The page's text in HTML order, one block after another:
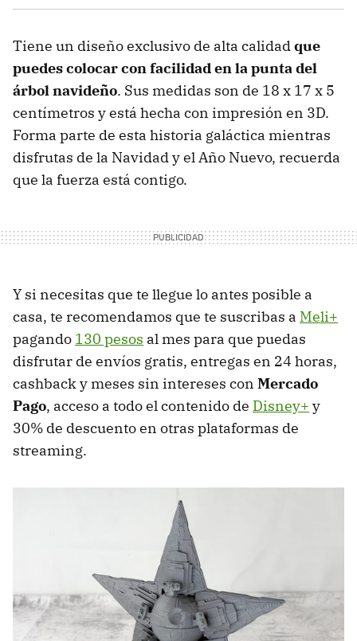
Tiene un diseño exclusivo de alta calidadque
puedes colocar con facilidad en la punta del
árbol navideño. Sus medidas son de 18 x 17 x 5
centímetros y está hecha con impresión en 3D.
Forma parte de esta historia galáctica mientras
disfrutas de la Navidad y el Año Nuevo, recuerda
que la fuerza está contigo.
Y si necesitas que te llegue lo antes posible a
casa, te recomendamos que te suscribas a Meli+
pagando 130 pesos al mes para que puedas
disfrutar de envíos gratis, entregas en 24 horas,
cashback y meses sin intereses con Mercado
Pago, acceso a todo el contenido de Disney+ y
30% de descuento en otras plataformas de
streaming.